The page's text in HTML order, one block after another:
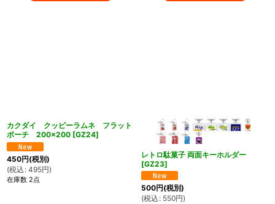
カクダイ クッピーラムネ フラット
ポーチ 200×200 [GZ24]
450円(税別)
(税込 : 495円)
在庫数 2点
レトロ駄菓子 両面キーホルダー
[GZ23]
500円(税別)
(税込 : 550円)